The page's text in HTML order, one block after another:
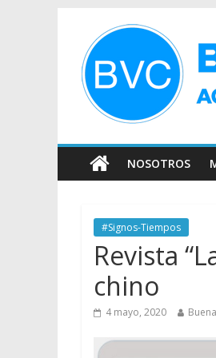
NOSOTROS
#Signos-Tiempos
Revista
chino
4 mayo, 2020